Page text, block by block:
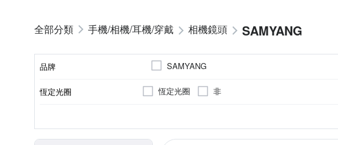
手機/相機/耳機/穿戴 相機鏡頭 SAMYANG
品牌 SAMYANG
恆定光圈 恆定光圈 非